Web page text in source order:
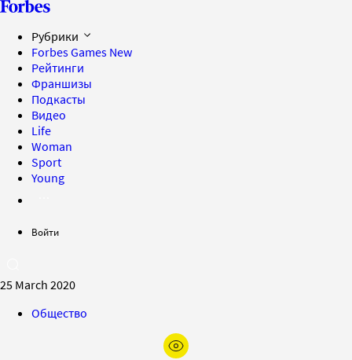
Рубрики
Forbes Games New
Рейтинги
Франшизы
Подкасты
Видео
Life
Woman
Sport
Young
Войти
25 March 2020
Общество